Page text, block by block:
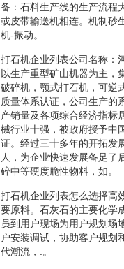
备：石料生产线的生产流程
或皮带输送机相连。机制砂
机-振动。
打石机企业列表公司名称：
以生产重型矿山机器为主，
破碎机，颚式打石机，可逆
质量体系认证，公司生产的
产销量及各项综合经济指标
械行业十强，被政府授予中
证。经过三十多年的开拓发
人，为企业快速发展备足了
碎中等硬度脆性物料，如。
打石机企业列表怎么选择高
要原料。石灰石的主要化学
员到用户现场为用户规划场
户安装调试，协助客户规划
代潮流，.。